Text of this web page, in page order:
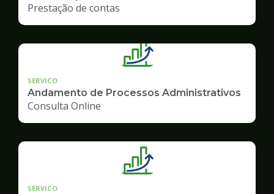
Prestação de contas
SERVICO
Andamento de Processos Administrativos
Consulta Online
SERVICO